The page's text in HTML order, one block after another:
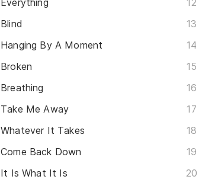
Everything
Blind
Hanging By A Moment
Broken
Breathing
Take Me Away
Whatever It Takes
Come Back Down
It Is What It Is